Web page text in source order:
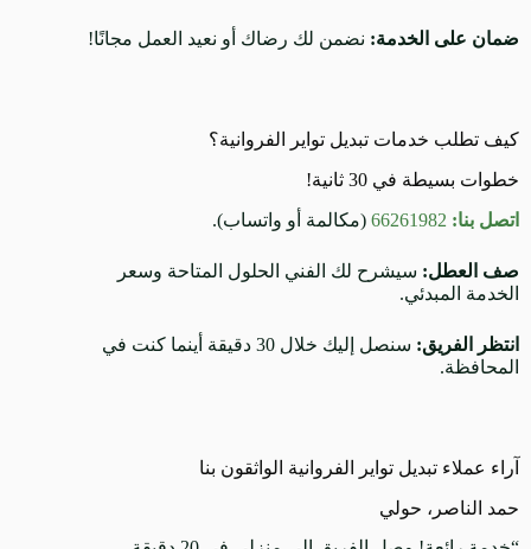
ضمان على الخدمة: نضمن لك رضاك أو نعيد العمل مجانًا!
كيف تطلب خدمات تبديل تواير الفروانية؟
خطوات بسيطة في 30 ثانية!
اتصل بنا:
(مكالمة أو واتساب).
صف العطل: سيشرح لك الفني الحلول المتاحة وسعر
الخدمة المبدئي.
انتظر الفريق:
سنصل إليك خلال 30 دقيقة أينما كنت في
المحافظة.
آراء عملاء تبديل تواير الفروانية الواثقون بنا
حمد الناصر، حولي